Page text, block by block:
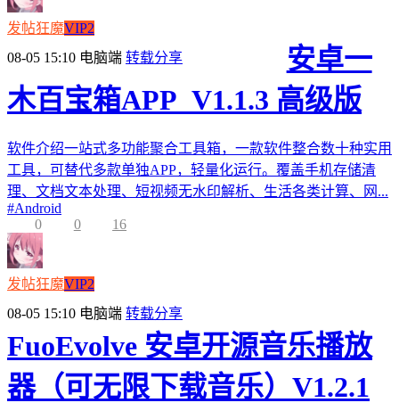
发帖狂魔VIP2
08-05 15:10 电脑端 转载分享
安卓一
木百宝箱APP_V1.1.3 高级版
软件介绍一站式多功能聚合工具箱，一款软件整合数十种实用
工具，可替代多款单独APP，轻量化运行。覆盖手机存储清
理、文档文本处理、短视频无水印解析、生活各类计算、网...
#Android
0
0 16
发帖狂魔VIP2
08-05 15:10 电脑端 转载分享
FuoEvolve 安卓开源音乐播放
器（可无限下载音乐）V1.2.1